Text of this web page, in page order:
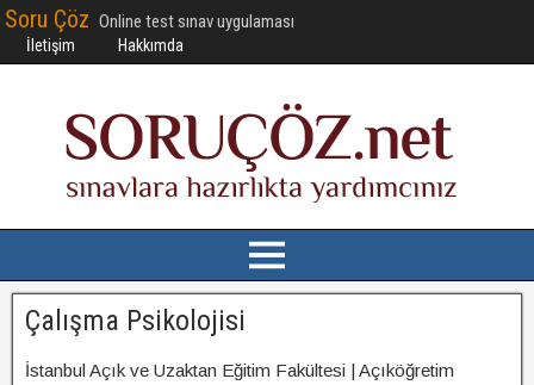
Soru Çöz Online test sınav uygulaması
İletişim Hakkımda
Çalışma Psikolojisi
İstanbul Açık ve Uzaktan Eğitim Fakültesi | Açıköğretim